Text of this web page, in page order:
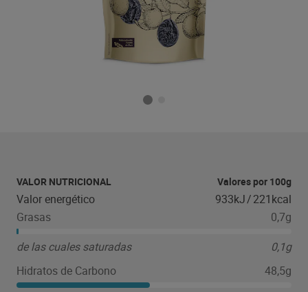
VALOR NUTRICIONAL Valores por 100g
Valor energético 933kJ/221kcal
Grasas
0,7g
de las cuales saturadas
0,1g
Hidratos de Carbono
48,5g